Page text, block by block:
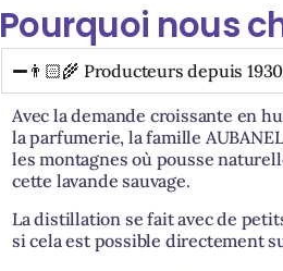
Pourquoi nous
👨🏻‍🌾 Producteurs depuis 1930
Avec la demande croissante en
la parfumerie, la famille
les montagnes où pousse
cette lavande sauvage.
La distillation se fait avec de
si cela est possible directement